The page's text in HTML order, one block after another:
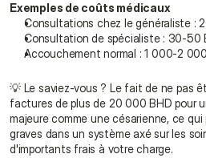
Exemples de coûts médicaux
Consultations chez le généraliste :
Consultation de spécialiste : 30-50
Accouchement normal : 1 000-2
💡 Le saviez-vous ? Le fait de ne pas
factures de plus de 20 000 BHD pour
majeure comme une césarienne, ce
graves dans un système axé sur les
d'importants frais à votre charge.